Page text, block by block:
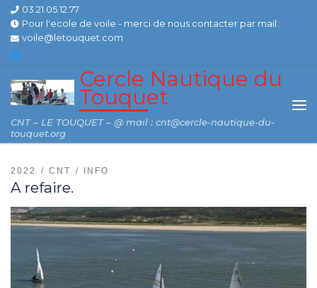
Skip to content
03.21.05.12.77
Pour l'ecole de voile - merci de nous contacter par mail :
voile@letouquet.com
Cercle Nautique du
Touquet
CNT – LE TOUQUET – @ mail : cnt@cercle-nautique-du-
touquet.org
2022 CNT INFO
A refaire.